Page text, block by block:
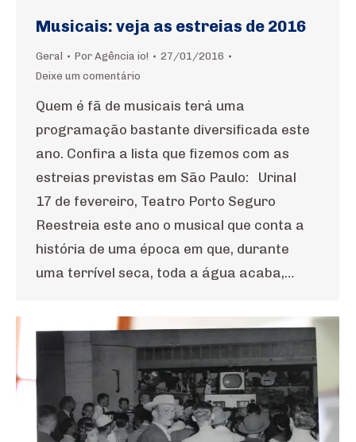
Musicais: veja as estreias de 2016
Geral Por Agência io!
27/01/2016
Deixe um comentário
Quem é fã de musicais terá uma
programação bastante diversificada este
ano. Confira a lista que fizemos com as
estreias previstas em São Paulo: Urinal
17 de fevereiro, Teatro Porto Seguro
Reestreia este ano o musical que conta a
história de uma época em que, durante
uma terrível seca, toda a água acaba,…